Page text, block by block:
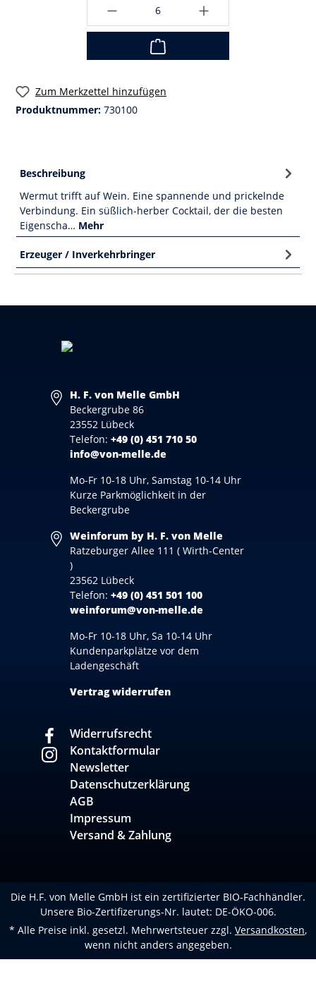
Zum Merkzettel hinzufügen
Produktnummer: 730100
Beschreibung
Wermut trifft auf Wein. Eine spannende und prickelnde
Verbindung. Ein süßlich-herber Cocktail, der die besten
Eigenscha… Mehr
Erzeuger / Inverkehrbringer
H. F. von Melle GmbH
Beckergrube 86
23552 Lübeck
Telefon: +49 (0) 451 710 50
info@von-melle.de
Mo-Fr 10-18 Uhr, Samstag 10-14 Uhr
Kurze Parkmöglichkeit in der
Beckergrube
Weinforum by H. F. von Melle
Ratzeburger Allee 111 ( Wirth-Center
)
23562 Lübeck
Telefon: +49 (0) 451 501 100
weinforum@von-melle.de
Mo-Fr 10-18 Uhr, Sa 10-14 Uhr
Kundenparkplätze vor dem
Ladengeschäft
Vertrag widerrufen
Widerrufsrecht
Kontaktformular
Newsletter
Datenschutzerklärung
AGB
Impressum
Versand & Zahlung
Die H.F. von Melle GmbH ist ein zertifizierter BIO-Fachhändler.
Unsere Bio-Zertifizerungs-Nr. lautet: DE-ÖKO-006.
* Alle Preise inkl. gesetzl. Mehrwertsteuer zzgl. Versandkosten,
wenn nicht anders angegeben.